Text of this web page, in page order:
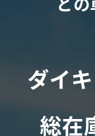
ダイ
総在